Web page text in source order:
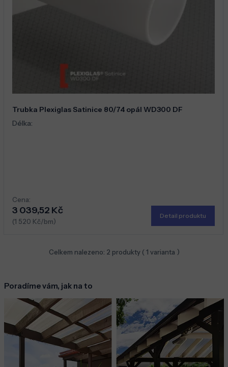
Trubka Plexiglas Satinice 80/74 opál WD300 DF
Délka:
Cena:
3 039,52 Kč
(1 520 Kč/bm)
Detail produktu
Celkem nalezeno: 2 produkty ( 1 varianta )
Poradíme vám, jak na to